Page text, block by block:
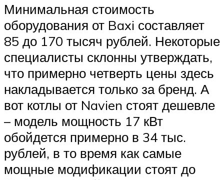
Минимальная стоимость
оборудования от Baxi составляет
85 до 170 тысяч рублей. Некоторые
специалисты склонны утверждать,
что примерно четверть цены здесь
накладывается только за бренд. А
вот котлы от Navien стоят дешевле
– модель мощность 17 кВт
обойдется примерно в 34 тыс.
рублей, в то время как самые
мощные модификации стоят до